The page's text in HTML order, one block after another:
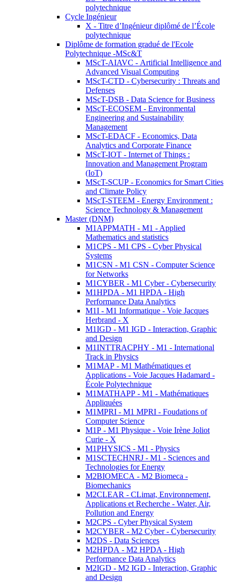
polytechnique
Cycle Ingénieur
X - Titre d’Ingénieur diplômé de l’École
polytechnique
Diplôme de formation gradué de l'Ecole
Polytechnique -MSc&T
MScT-AIAVC - Artificial Intelligence and
Advanced Visual Computing
MScT-CTD - Cybersecurity : Threats and
Defenses
MScT-DSB - Data Science for Business
MScT-ECOSEM - Environmental
Engineering and Sustainability
Management
MScT-EDACF - Economics, Data
Analytics and Corporate Finance
MScT-IOT - Internet of Things :
Innovation and Management Program
(IoT)
MScT-SCUP - Economics for Smart Cities
and Climate Policy
MScT-STEEM - Energy Environment :
Science Technology & Management
Master (DNM)
M1APPMATH - M1 - Applied
Mathematics and statistics
M1CPS - M1 CPS - Cyber Physical
Systems
M1CSN - M1 CSN - Computer Science
for Networks
M1CYBER - M1 Cyber - Cybersecurity
M1HPDA - M1 HPDA - High
Performance Data Analytics
M1I - M1 Informatique - Voie Jacques
Herbrand - X
M1IGD - M1 IGD - Interaction, Graphic
and Design
M1INTTRACPHY - M1 - International
Track in Physics
M1MAP - M1 Mathématiques et
Applications - Voie Jacques Hadamard -
École Polytechnique
M1MATHAPP - M1 - Mathématiques
Appliquées
M1MPRI - M1 MPRI - Foudations of
Computer Science
M1P - M1 Physique - Voie Irène Joliot
Curie - X
M1PHYSICS - M1 - Physics
M1SCTECHNRJ - M1 - Sciences and
Technologies for Energy
M2BIOMECA - M2 Biomeca -
Biomechanics
M2CLEAR - CLimat, Environnement,
Applications et Recherche - Water, Air,
Pollution and Energy
M2CPS - Cyber Physical System
M2CYBER - M2 Cyber - Cybersecurity
M2DS - Data Sciences
M2HPDA - M2 HPDA - High
Performance Data Analytics
M2IGD - M2 IGD - Interaction, Graphic
and Design